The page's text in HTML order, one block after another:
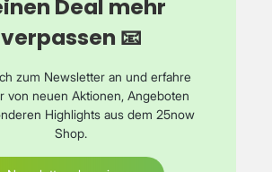
Deal mehr
verpassen 📧
zum Newsletter an und erfahre
von neuen Aktionen, Angeboten
Highlights aus dem 25now
Shop.